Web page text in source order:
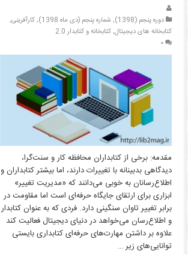
دوره پنجم (1398) , شماره پنجم (دی ماه 1398) ,کارآفرینی,
کتابخانه های دیجیتال,کتابخانه و کتابدار 2.0
۰
مقدمه: برخی از کتابداران محافظه کار و سنت‌گرا،
دیدگاهی بدبینانه با تغییرات دارند، اما بیشتر کتابداران و
اطلاع‌رسانان به خوبی می‌دانند که «مدیریت تغییر»
ابزاری برای ارتقای جایگاه حرفه‌ای است اما مقاومت در
برابر تغییر تاوان سنگینی دارد. فردی که به عنوان کتابدار
و اطلاع‌رسان می‌خواهد در دنیای دیجیتال فعالیت کند
علاوه بر داشتن مهارت‌های حرفه‌ای کتابداری بایستی
توانایی‌های زیر …